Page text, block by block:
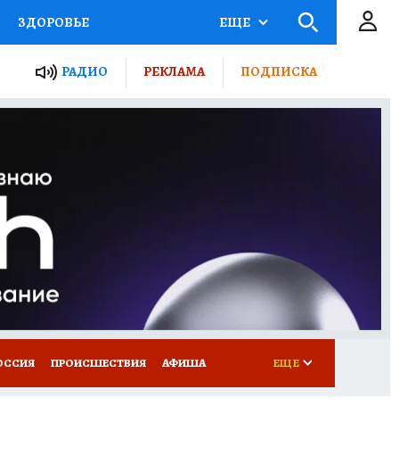
ЗДОРОВЬЕ
РОССИИ АФИША
ПУТЕВОДИТЕЛЬ
ПОТРЕБИТЕЛЯ
ЕЩЕ
РАДИО РЕКЛАМА ПОДПИСКА
ПРОИСШЕСТВИЯ АФИША ЕЩЕ